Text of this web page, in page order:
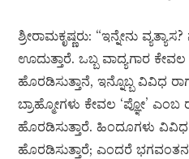
ಶ್ರೀರಾಮಕೃಷ್ಣರು: “ಇನ್ನೇನು
ಊದುತ್ತಾರೆ. ಒಬ್ಬ ವಾದ್ಯಗಾರ ಕೇವಲ
ಹೊರಡಿಸುತ್ತಾನೆ, ಇನ್ನೊಬ್ಬ ವಿವಿಧ
ಬ್ರಾಹ್ಮೋಗಳು ಕೇವಲ ‘ಪ್ಞೋ’ ಎಂಬ
ಹೊರಡಿಸುತ್ತಾರೆ. ಹಿಂದೂಗಳು ವಿವಿಧ
ಹೊರಡಿಸುತ್ತಾರೆ; ಎಂದರೆ